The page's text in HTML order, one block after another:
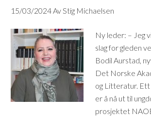
15/03/2024Av Stig Michaelsen
Ny leder: – Jeg
slag for gleden
Bodil Aurstad,
Det Norske
og Litteratur.
er å nå ut til
prosjektet